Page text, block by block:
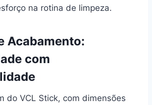
na rotina de limpeza.
Acabamento:
com
do VCL Stick, com dimensões